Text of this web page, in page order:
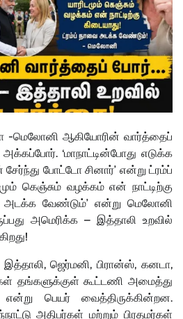
-மெலோனி ஆகியோரின் வார்த்தைப்
‘மாநாட்டின்போது எடுக்க
போட்டோ சினார்’ என்று ட்ரம்ப்
கெஞ்சும் வழக்கம் என் நாட்டிற்கு
அடக்க வேண்டும்’ என்று மெலோனி
அமெரிக்க – இத்தாலி உறவில்
இத்தாலி, ஜெர்மனி, பிரான்ஸ், கனடா,
தங்களுக்குள் கூட்டணி அமைத்து
என்று பெயர் வைத்திருக்கின்றன.
அதிபர்கள் மற்றும் பிரதமர்கள்